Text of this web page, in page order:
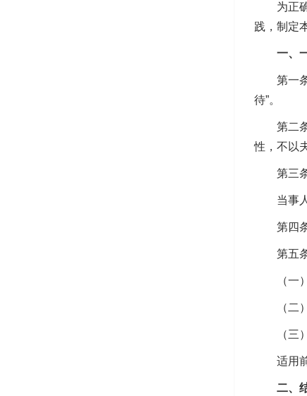
为正确
践，制定
一、一
第一条
待”。
第二条
性，不以
第三条
当事人
第四条
第五条
（一）
（二）
（三）
适用前
二、